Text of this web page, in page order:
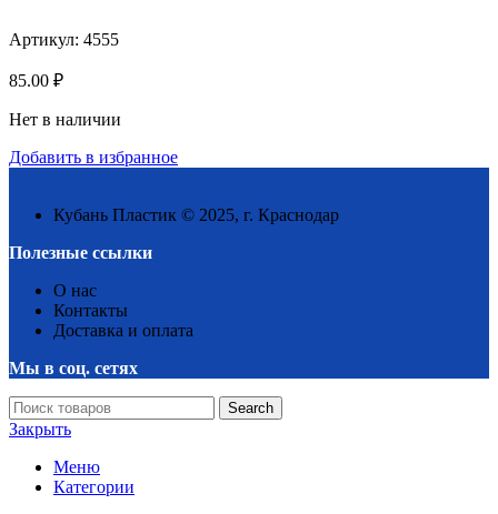
Артикул: 4555
85.00 ₽
Нет в наличии
Добавить в избранное
Кубань Пластик © 2025, г. Краснодар
Полезные ссылки
О нас
Контакты
Доставка и оплата
Мы в соц. сетях
Search
Закрыть
Меню
Категории